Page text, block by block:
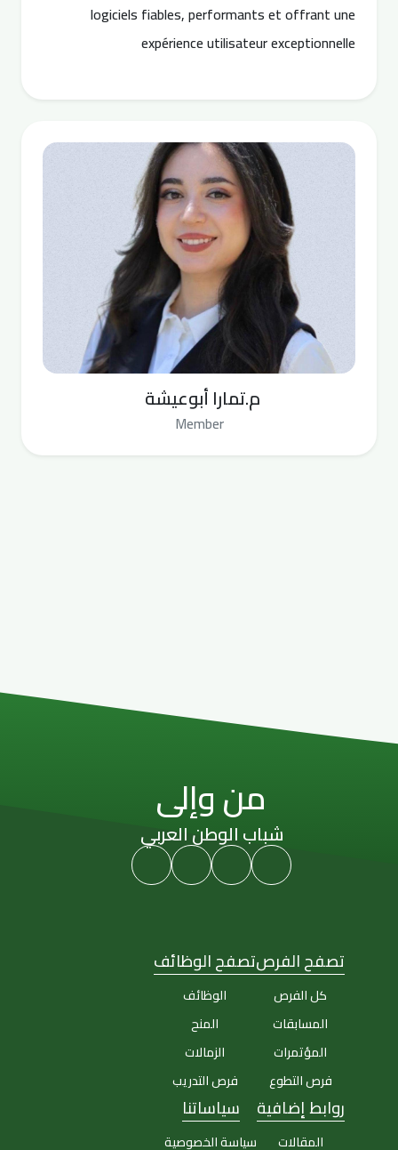
logiciels fiables, performants et offrant une
expérience utilisateur exceptionnelle
م.تمارا أبوعيشة
Member
من وإلى
شباب الوطن العربي
تصفح الفرص
كل الفرص
المسابقات
المؤتمرات
فرص التطوع
تصفح الوظائف
الوظائف
المنح
الزمالات
فرص التدريب
روابط إضافية
المقالات
سياساتنا
سياسة الخصوصية